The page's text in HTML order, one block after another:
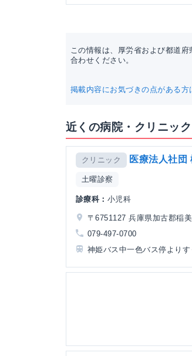
この情報は、厚労省および都道
合わせください。
掲載内容にお気づきの点がある方
近くの病院・クリニック
クリニック 医療法人社団
土曜診察
診療科： 小児科
〒6751127 兵庫県加古郡稲
079-497-0700
神姫バス中一色バス停よりす